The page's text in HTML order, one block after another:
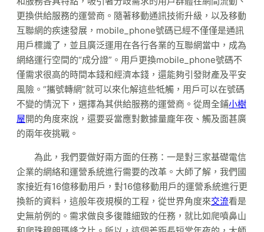
更換供給服務的運營商。隨著移動通訊技術升級，以及移動
互聯網的疾速發展，mobile_phone號碼已經不僅僅是通訊
用戶標識了，並且廣泛運用在各行各業的互聯網當中，成為
網絡運行空間的“成分證”。用戶更換mobile_phone號碼不
僅需求很高的時間本錢和經濟本錢，還能夠引發財產及平安
風險。“攜號轉網”就可以來化解這些牴觸，用戶可以在號碼
不變的情況下，選擇為其供給服務的運營商。從周全鋪小樹
屋開的角度來說，還要妥當應對數據量龐年夜、觸及面甚廣
的兩年夜挑戰。
為此，我們要做好兩方面的任務：一是對三家基礎電信
企業的網絡和運營系統進行需要的改革。大師了解，我們國
家接近有16億移動用戶，對16億移動用戶的運營系統進行更
換新的資料，這般年夜規模的工程，從世界角度來交流看是
史無前例的。需求做良多復雜細致的任務，就比如爬噴鼻山